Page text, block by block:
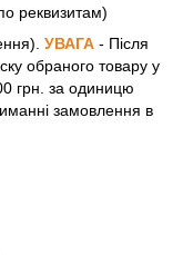
реквизитам)
УВАГА - Після
обраного товару у
грн. за одиницю
замовлення в